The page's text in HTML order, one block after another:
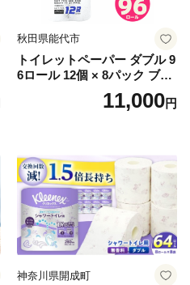
秋田県能代市
トイレットペーパー ダブル 9
6ロール 12個 × 8パック ブラ
ンカ 再生紙 100％ 芯あり 日
用品 消耗品 無香料 生活用品
11,000円
神奈川県開成町